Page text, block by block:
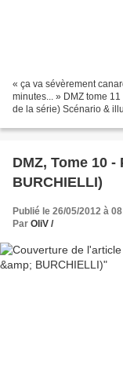
« ça va sévèrement
minutes... » DMZ tome
de la série) Scénario &
DMZ, Tome 10
BURCHIELLI)
Publié le 26/05/2012 à
Par OliV /